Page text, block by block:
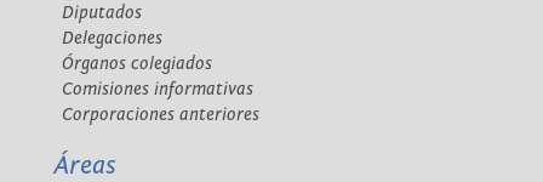
Diputados
Delegaciones
Órganos colegiados
Comisiones informativas
Corporaciones anteriores
Áreas